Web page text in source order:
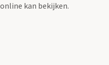
kan bekijken.